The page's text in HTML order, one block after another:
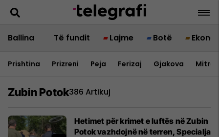
Ballina Të fundit Lajme Botë
Prishtina Prizreni Peja Ferizaj Gjakova
Zubin Potok386 Artikuj
Hetimet për krimet e luftës në Zubin
Potok vazhdojnë në terren, Specialja